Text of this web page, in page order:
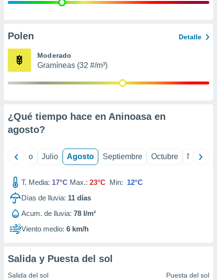
e
publicidad
Polen Detalle
Moderado
Gramíneas (32 #/m³)
¿Qué tiempo hace en Aninoasa en
agosto?
Junio Julio Agosto Septiembre Octubre
T. Media: 17°C Max.: 23°C Min: 12°C
Días de lluvia: 11 días
Acum. de lluvia: 78 l/m²
Viento medio: 6 km/h
Salida y Puesta del sol
Salida del sol Puesta del sol